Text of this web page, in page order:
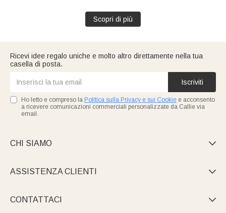
appassionati di giochi
Scopri di più
Ricevi idee regalo uniche e molto altro direttamente nella tua
casella di posta.
Iscriviti
Ho letto e compreso la Politica sulla Privacy e sui Cookie e acconsento
a ricevere comunicazioni commerciali personalizzate da Callie via
email.
CHI SIAMO 
ASSISTENZA CLIENTI 
CONTATTACI 